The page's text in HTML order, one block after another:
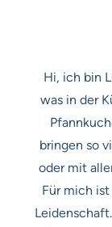
Hi, ich bin
was in der
bringen so
oder mit
Für mich